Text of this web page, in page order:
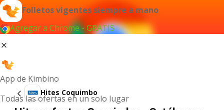
Folletos vigentes siempre a mano
Agregar a Chrome - GRATIS
App de Kimbino
Todas las ofertas en un solo lugar
Hites Coquimbo